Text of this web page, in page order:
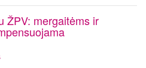
ŽPV: mergaitėms ir